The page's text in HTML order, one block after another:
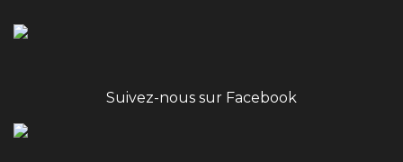
Suivez-nous sur Facebook